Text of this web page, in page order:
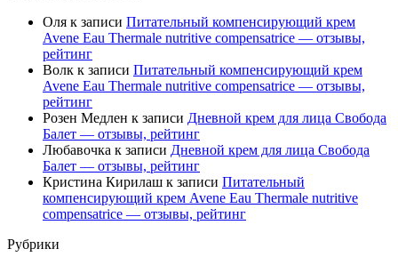
Оля к записи Питательный компенсирующий крем
Avene Eau Thermale nutritive compensatrice — отзывы,
рейтинг
Волк к записи Питательный компенсирующий крем
Avene Eau Thermale nutritive compensatrice — отзывы,
рейтинг
Розен Медлен к записи Дневной крем для лица Свобода
Балет — отзывы, рейтинг
Любавочка к записи Дневной крем для лица Свобода
Балет — отзывы, рейтинг
Кристина Кирилаш к записи Питательный
компенсирующий крем Avene Eau Thermale nutritive
compensatrice — отзывы, рейтинг
Рубрики